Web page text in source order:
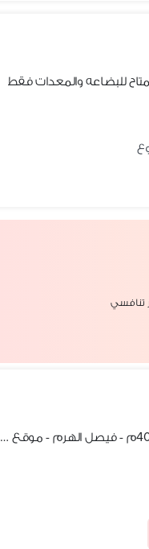
للبضاعه والمعدات فقط
تنافسي
صيدلية ايجار للتنازل عن الرخصة - 40م - فيصل الهرم - موقع حيوي جدا